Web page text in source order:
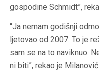
gospodine Schmidt”,
“Ja nemam godišnji
ljetovao od 2007. To je
sam se na to naviknuo.
ni biti”, rekao je